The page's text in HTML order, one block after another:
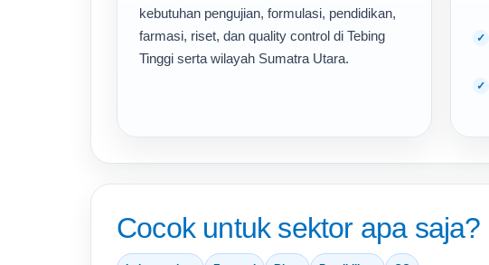
kebutuhan pengujian, formulasi, pendidikan,
farmasi, riset, dan quality control di Tebing
Tinggi serta wilayah Sumatra Utara.
Cocok untuk sektor apa saja?